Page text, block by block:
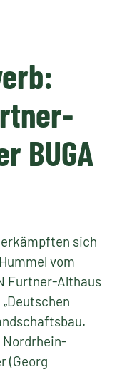
BUGA
erkämpften sich
vom
Furtner-Althaus
Nordrhein-
(Georg